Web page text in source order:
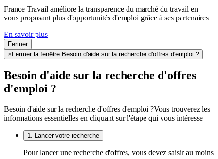
France Travail améliore la transparence du marché du travail en
vous proposant plus d'opportunités d'emploi grâce à ses partenaires
En savoir plus
Fermer
× Fermer la fenêtre Besoin d'aide sur la recherche d'offres d'emploi ?
Besoin d'aide sur la recherche d'offres
d'emploi ?
Besoin d'aide sur la recherche d'offres d'emploi ?Vous trouverez les
informations essentielles en cliquant sur l'étape qui vous intéresse
1. Lancer votre recherche
Pour lancer une recherche d'offres, vous devez saisir au moins